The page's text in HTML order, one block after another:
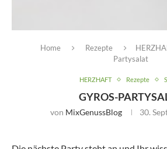
Home Rezepte
Partysalat
HERZHAFT Rezepte
GYROS-
von MixGenussBlog 30.